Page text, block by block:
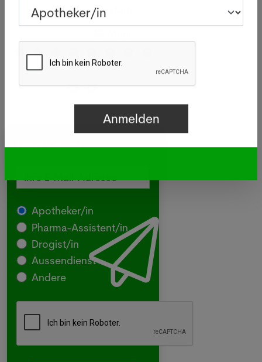
verstarb.
Newsletter
Apotheker/in
Pharma-Assistent/in
Drogist/in
Aussendienst
Andere